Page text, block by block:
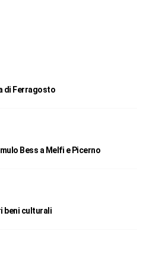
di Ferragosto
Bess a Melfi e Picerno
beni culturali